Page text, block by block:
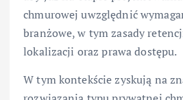
chmurowej uwzględnić
branżowe, w tym zasady
lokalizacji oraz prawa dostępu.
W tym kontekście zyskują na